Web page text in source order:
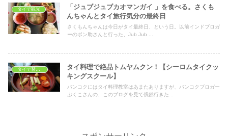
タイで観光
「ジュブジュブカオマンガイ 」を食べる。さくも
んちゃんとタイ旅行気分の最終日
さくもんちゃんは今日がタイ最終日、という日。以前インドブロガ
ーのポン助さんと行った、Jub Jub ...
タイ料理で絶品トムヤムクン！【シーロムタイクッ
キングスクール】
バンコクにはタイ料理教室はあまたありますが、バンコクブロガー
ぷくこさんの、このブログを見て俄然行きた...